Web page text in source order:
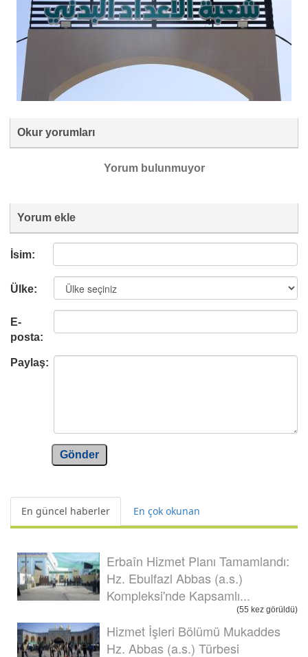
Okur yorumları
Yorum bulunmuyor
Yorum ekle
İsim:
Ülke:
E-
posta:
Paylaş:
Gönder
En güncel haberler En çok okunan
Erbaîn Hizmet Planı Tamamlandı:
Hz. Ebulfazl Abbas (a.s.)
Kompleksi'nde Kapsamlı...
(55 kez görüldü)
Hizmet İşleri Bölümü Mukaddes
Hz. Abbas (a.s.) Türbesi